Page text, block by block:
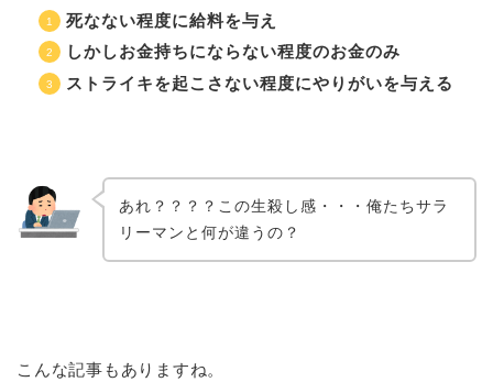
死なない程度に給料を与え
しかしお金持ちにならない程度のお金のみ
ストライキを起こさない程度にやりがいを与える
あれ？？？？この生殺し感・・・俺たちサラ
リーマンと何が違うの？
こんな記事もありますね。